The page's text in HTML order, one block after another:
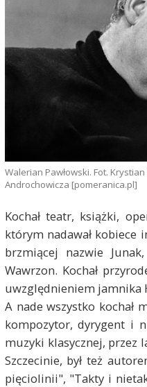
Walerian Pawłowski. Fot.
Androchowicza [pomeranica.pl]
Kochał teatr, książki,
którym nadawał
brzmiącej nazwie
Wawrzon. Kochał
uwzględnieniem jamnika
A nade wszystko kochał
kompozytor, dyrygent i
muzyki klasycznej, przez
Szczecinie, był też
pięciolinii", "Takty i